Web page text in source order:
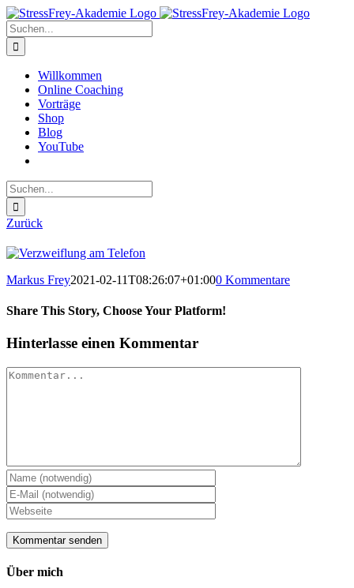
Zum
Inhalt
springen
Suche
nach:
Willkommen
Online Coaching
Vorträge
Shop
Blog
YouTube
Suche
nach:
Zurück
Markus Frey2021-02-11T08:26:07+01:000 Kommentare
Share This Story, Choose Your Platform!
Hinterlasse einen Kommentar
Kommentar
Über mich